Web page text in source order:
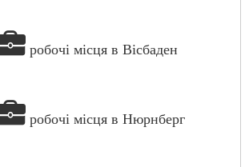
робочі місця в Вісбаден
робочі місця в Нюрнберг